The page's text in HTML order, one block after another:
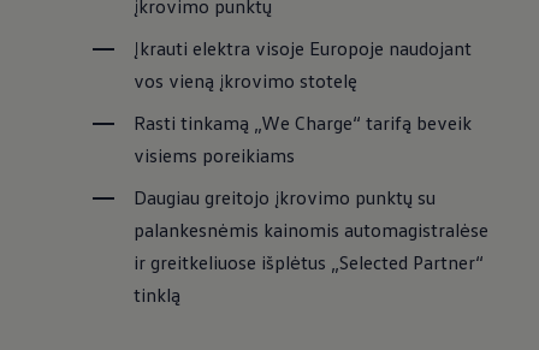
įkrovimo punktų
Įkrauti elektra visoje Europoje naudojant
vos vieną įkrovimo stotelę
Rasti tinkamą „We Charge“ tarifą beveik
visiems poreikiams
Daugiau greitojo įkrovimo punktų su
palankesnėmis kainomis automagistralėse
ir greitkeliuose išplėtus „Selected Partner“
tinklą